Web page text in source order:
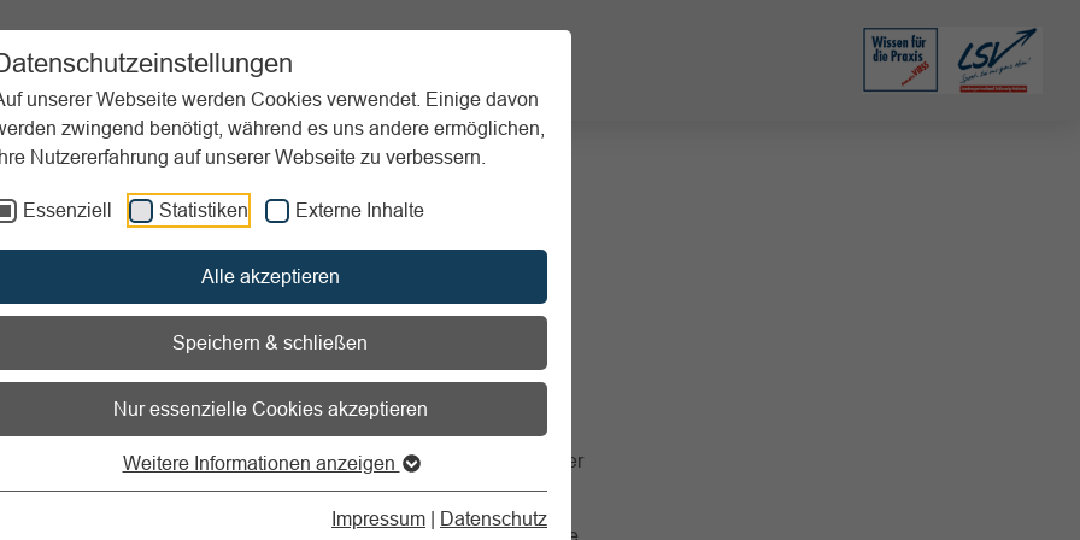
unserer Webseite werden Cookies verwendet. Einige davon
zwingend benötigt, während es uns andere ermöglichen,
Nutzererfahrung auf unserer Webseite zu verbessern.
Essenziell Statistiken Externe Inhalte
Alle akzeptieren
Speichern & schließen
Nur essenzielle Cookies akzeptieren
Weitere Informationen anzeigen
Impressum | Datenschutz
Sportpraxis Aktuelles
Rechtliche Aspekte Landesbauordnung
zum Readspeaker öffnen
Spielflächen sind bauliche Anlagen
ab einer bestimmten Größenordnung sind Bestimmungen der
und derVersammlungsstättenverordnungzu beachten.
sind nach der Begriffsbestimmung der Verord­nung bauliche